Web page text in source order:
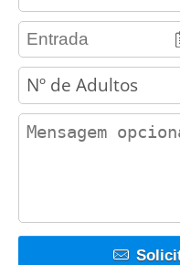
adults
contact_message